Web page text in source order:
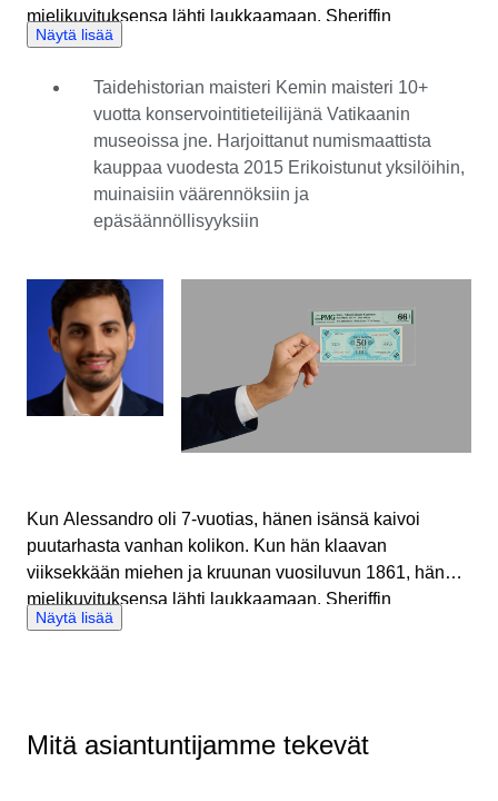
mielikuvituksensa lähti laukkaamaan. Sheriffin
muotokuva! Sen täytyy olla peräisin villin lännen
ainakin niin hänen nuori mielensä kuvitteli. Jälkikäteen
ajateltuna tuo 10 sentin Vittorio Emanuele II -kolikko
herätti elinikäisen kiinnostuksen. Nyt hän on innokas
numismatiikan keräilijä, ostaja ja myyjä, ja menneiden
aikakausien elämän kuvitteleminen on edelleen hänen
intohimonsa ytimessä. Kuinka monet kädet ovat
selvinneet? Taidehistorian ja kemian maisterin tutkinnot
antoivat hänelle erinomaiset luokittelutaidot, ja
kilpamiekkailutausta on hionut hänen keskittymistään ja
yhteistyöhenkeä tukemaan ostajia ja myyjiä ympäri
maailmaa. Catawikissä yksi vaikuttavimmista esineistä,
joihin hän on tähän mennessä törmännyt, oli italialainen
seteli vuodelta 1746\. Se on arvoltaan huikeat 1000
kategoriasta.
Näytä lisää
Taidehistorian maisteri Kemin maisteri 10+
vuotta konservointitieteilijänä Vatikaanin
museoissa jne. Harjoittanut numismaattista
kauppaa vuodesta 2015 Erikoistunut yksilöihin,
muinaisiin väärennöksiin ja
epäsäännöllisyyksiin
Kun Alessandro oli 7-vuotias, hänen isänsä kaivoi
puutarhasta vanhan kolikon. Kun hän klaavan
viiksekkään miehen ja kruunan vuosiluvun 1861, hänen
mielikuvituksensa lähti laukkaamaan. Sheriffin
muotokuva! Sen täytyy olla peräisin villin lännen
herätti elinikäisen kiinnostuksen. Nyt hän on innokas
numismatiikan keräilijä, ostaja ja myyjä, ja menneiden
Näytä lisää
Mitä asiantuntijamme tekevät